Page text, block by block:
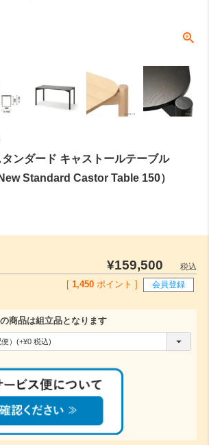
ンダード キャストールテーブル
Standard Castor Table 150）
¥159,500
税込
[ 1,450 ポイント ] 会員登録
商品は組立品となります